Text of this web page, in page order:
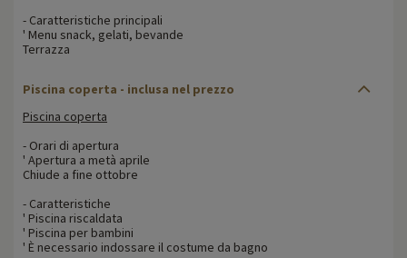
- Caratteristiche principali
' Menu snack, gelati, bevande
Terrazza
Piscina coperta - inclusa nel prezzo
Piscina coperta
- Orari di apertura
' Apertura a metà aprile
Chiude a fine ottobre
- Caratteristiche
' Piscina riscaldata
' Piscina per bambini
' È necessario indossare il costume da bagno